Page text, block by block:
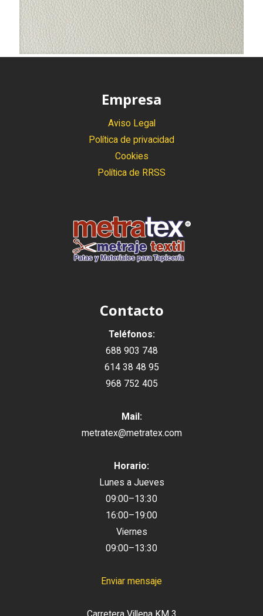
Empresa
Aviso Legal
Política de privacidad
Cookies
Política de RRSS
Contacto
Teléfonos:
688 903 748
614 38 48 95
968 752 405
Mail:
metratex@metratex.com
Horario:
Lunes a Jueves
09:00–13:30
16:00–19:00
Viernes
09:00–13:30
Enviar mensaje